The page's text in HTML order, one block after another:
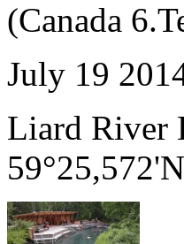
July 19
Liard River